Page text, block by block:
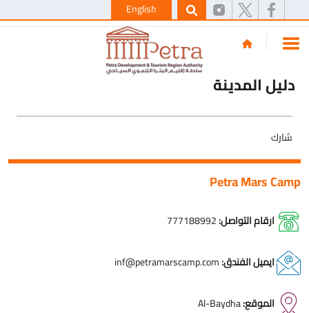
English
دليل المدينة
شارك
Petra Mars Camp
ارقام التواصل:777188992
ايميل الفندق:inf@petramarscamp.com
الموقع:Al-Baydha